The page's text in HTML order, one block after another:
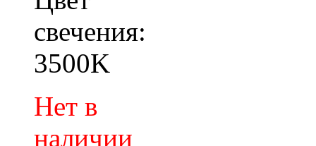
свечения:
3500K
Нет в
наличии